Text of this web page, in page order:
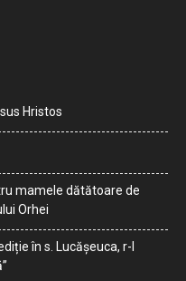
Hristos
mamele dătătoare de
Orhei
în s. Lucășeuca, r-l